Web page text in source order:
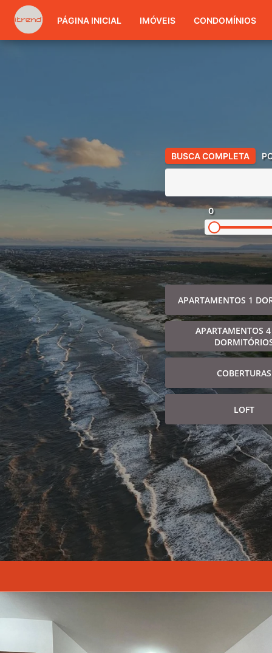
PÁGINA INICIAL IMÓVEIS CONDOMÍNIOS
BUSCA COMPLETA
0
APARTAMENTOS 1
APARTAMENTOS
COBERTURAS
LOFT